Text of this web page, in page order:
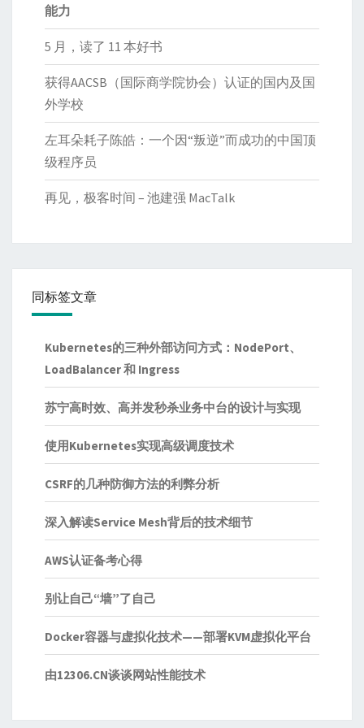
能力
5 月，读了 11 本好书
获得AACSB（国际商学院协会）认证的国内及国
外学校
左耳朵耗子陈皓：一个因“叛逆”而成功的中国顶
级程序员
再见，极客时间 – 池建强 MacTalk
同标签文章
Kubernetes的三种外部访问方式：NodePort、
LoadBalancer 和 Ingress
苏宁高时效、高并发秒杀业务中台的设计与实现
使用Kubernetes实现高级调度技术
CSRF的几种防御方法的利弊分析
深入解读Service Mesh背后的技术细节
AWS认证备考心得
别让自己“墙”了自己
Docker容器与虚拟化技术——部署KVM虚拟化平台
由12306.CN谈谈网站性能技术